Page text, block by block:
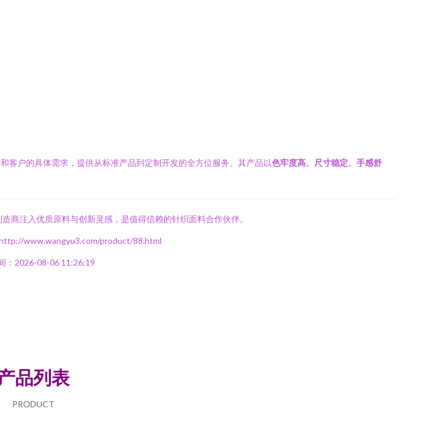
客户的具体需求，提供从标准产品到定制开发的全方位服务。其产品以色牢度高、尺寸稳定、手感舒
注入优质原料与创新灵感，是值得信赖的针织面料合作伙伴。
www.wangyu3.com/product/88.html
：2026-08-06 11:26:19
品列表
PRODUCT